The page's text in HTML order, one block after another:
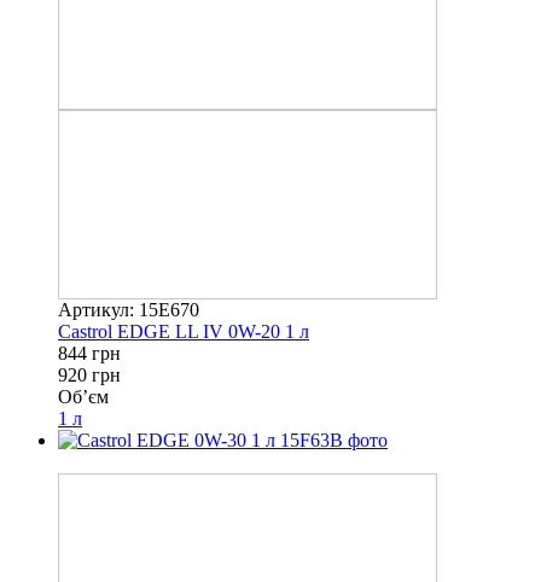
Артикул: 15E670
Castrol EDGE LL IV 0W-20 1 л
844 грн
920 грн
Об’єм
1 л